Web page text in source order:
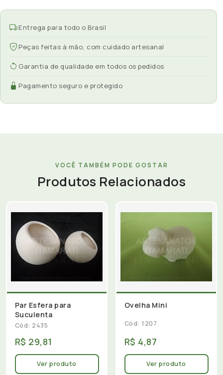
Entrega para todo o Brasil
Peças feitas à mão, com cuidado artesanal
Garantia de qualidade em todos os pedidos
Pagamento seguro e protegido
VOCÊ TAMBÉM PODE GOSTAR
Produtos Relacionados
Par Esfera para
Suculenta
Cód: 2435
R$ 29,81
Ver produto
Ovelha Mini
Cód: 1207
R$ 4,87
Ver produto